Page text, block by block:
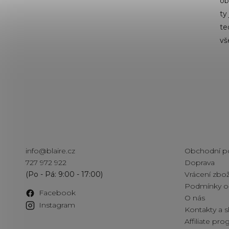
ty
info@blaire.cz
727 972 922
Facebook
Instagram
Obchodní
Doprava
Vrácení
Podmínky
O nás
Kontakty a
Affiliate